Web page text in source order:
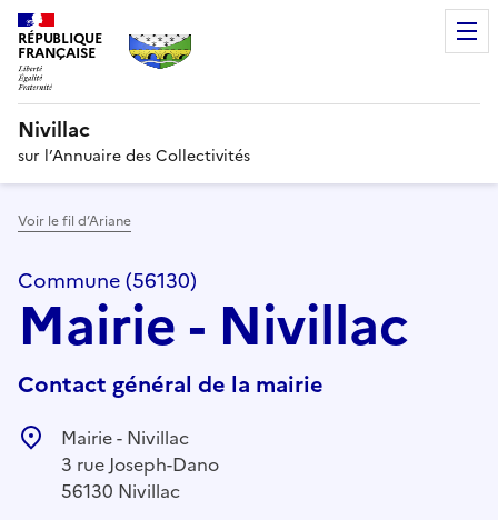
RÉPUBLIQUE
FRANÇAISE
Nivillac
sur l’Annuaire des Collectivités
Voir le fil d’Ariane
Commune (56130)
Mairie - Nivillac
Contact général de la mairie
Mairie - Nivillac
3 rue Joseph-Dano
56130 Nivillac